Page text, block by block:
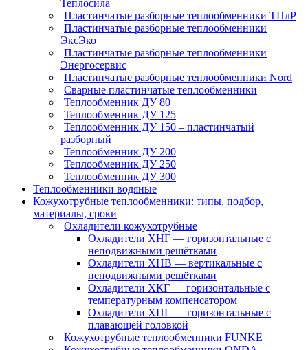
Теплосила
Пластинчатые разборные теплообменники ТПлР
Пластинчатые разборные теплообменники
ЭксЭко
Пластинчатые разборные теплообменники
Энергосервис
Пластинчатые разборные теплообменники Nord
Сварные пластинчатые теплообменники
Теплообменник ДУ 80
Теплообменник ДУ 125
Теплообменник ДУ 150 – пластинчатый
разборный
Теплообменник ДУ 200
Теплообменник ДУ 250
Теплообменник ДУ 300
Теплообменники водяные
Кожухотрубные теплообменники: типы, подбор,
материалы, сроки
Охладители кожухотрубные
Охладители ХНГ — горизонтальные с
неподвижными решётками
Охладители ХНВ — вертикальные с
неподвижными решётками
Охладители ХКГ — горизонтальные с
температурным компенсатором
Охладители ХПГ — горизонтальные с
плавающей головкой
Кожухотрубные теплообменники FUNKE